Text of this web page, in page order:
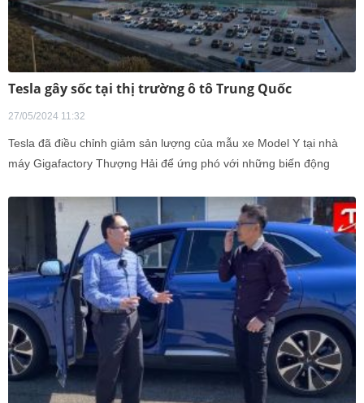
Tesla gây sốc tại thị trường ô tô Trung Quốc
27/05/2024 11:32
Tesla đã điều chỉnh giảm sản lượng của mẫu xe Model Y tại nhà
máy Gigafactory Thượng Hải để ứng phó với những biến động